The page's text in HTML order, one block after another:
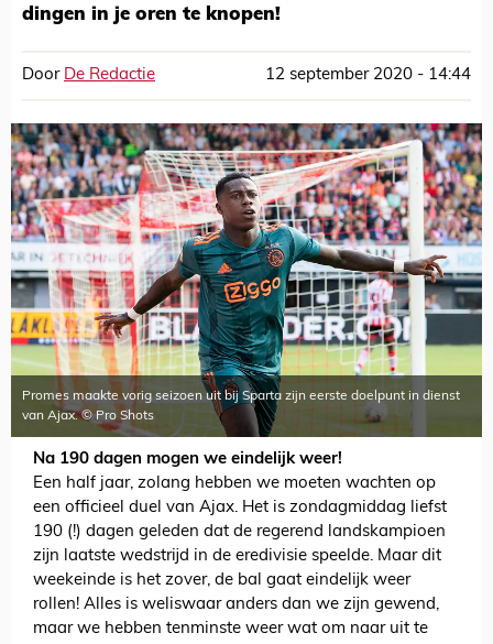
dingen in je oren te knopen!
Door De Redactie 12 september 2020 - 14:44
Promes maakte vorig seizoen uit bij Sparta zijn eerste doelpunt in dienst
van Ajax. © Pro Shots
Na 190 dagen mogen we eindelijk weer!
Een half jaar, zolang hebben we moeten wachten op
een officieel duel van Ajax. Het is zondagmiddag liefst
190 (!) dagen geleden dat de regerend landskampioen
zijn laatste wedstrijd in de eredivisie speelde. Maar dit
weekeinde is het zover, de bal gaat eindelijk weer
rollen! Alles is weliswaar anders dan we zijn gewend,
maar we hebben tenminste weer wat om naar uit te